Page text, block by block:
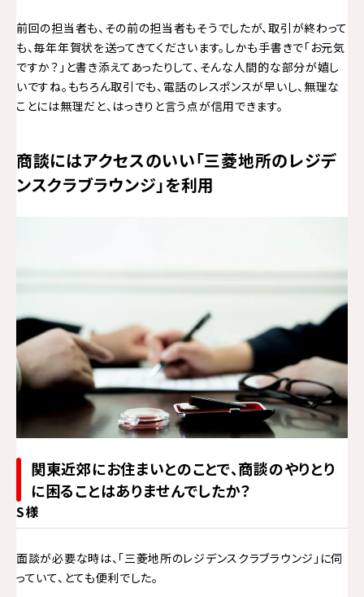
前回の担当者も、その前の担当者もそうでしたが、取引が終わって
も、毎年年賀状を送ってきてくださいます。しかも手書きで「お元気
ですか？」と書き添えてあったりして、そんな人間的な部分が嬉し
いですね。もちろん取引でも、電話のレスポンスが早いし、無理な
ことには無理だと、はっきりと言う点が信用できます。
商談にはアクセスのいい「三菱地所のレジデ
ンスクラブラウンジ」を利用
関東近郊にお住まいとのことで、商談のやりとり
に困ることはありませんでしたか？
S様
面談が必要な時は、「三菱地所のレジデンスクラブラウンジ」に伺
っていて、とても便利でした。